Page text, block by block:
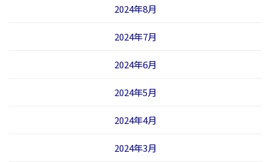
2024年8月
2024年7月
2024年6月
2024年5月
2024年4月
2024年3月